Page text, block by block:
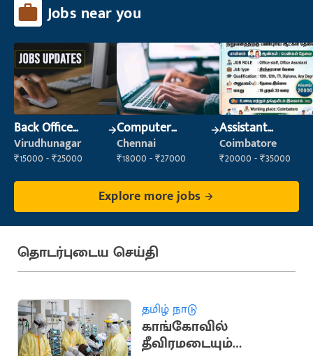
Jobs near you
Back Office
Executive
(Administration)
Virudhunagar
₹15000 - ₹25000
Computer
Operator
Chennai
₹18000 - ₹27000
Assistant
Manager
Coimbatore
₹20000 - ₹35000
Explore more jobs
தொடர்புடைய செய்தி
தமிழ் நாடு
காங்கோவில்
தீவிரமடையும்